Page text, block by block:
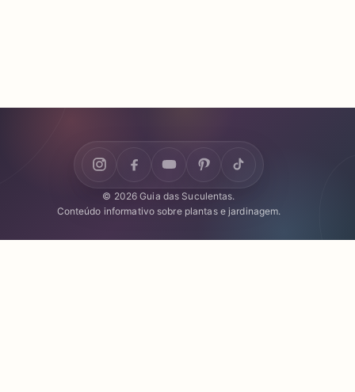
© 2026 Guia das Suculentas.
Conteúdo informativo sobre plantas e jardinagem.